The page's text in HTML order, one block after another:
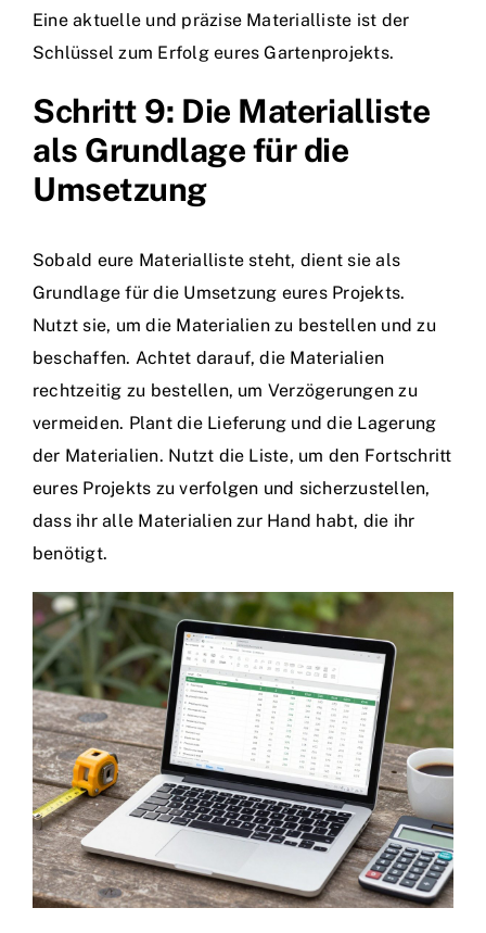
Eine aktuelle und präzise Materialliste ist der
Schlüssel zum Erfolg eures Gartenprojekts.
Schritt 9: Die Materialliste
als Grundlage für die
Umsetzung
Sobald eure Materialliste steht, dient sie als
Grundlage für die Umsetzung eures Projekts.
Nutzt sie, um die Materialien zu bestellen und zu
beschaffen. Achtet darauf, die Materialien
rechtzeitig zu bestellen, um Verzögerungen zu
vermeiden. Plant die Lieferung und die Lagerung
der Materialien. Nutzt die Liste, um den Fortschritt
eures Projekts zu verfolgen und sicherzustellen,
dass ihr alle Materialien zur Hand habt, die ihr
benötigt.